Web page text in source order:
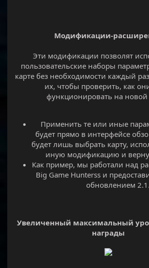
Модификации-
Эти модификации позволят
пользовательские наборы
карте без необходимости каждый
их, чтобы проверить, как
функционировать на новой
Применить те или иные
будет прямо в интерфейсе
будет лишь выбрать карту,
иную модификацию и
Как пример, мы работали над
Big Game Hunterss и
обновлением 2.1.​
Увеличенный максимальный
награды